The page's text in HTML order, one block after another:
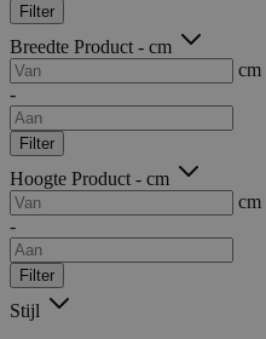
Filter
Breedte Product - cm
cm
-
Filter
Hoogte Product - cm
cm
-
Filter
Stijl